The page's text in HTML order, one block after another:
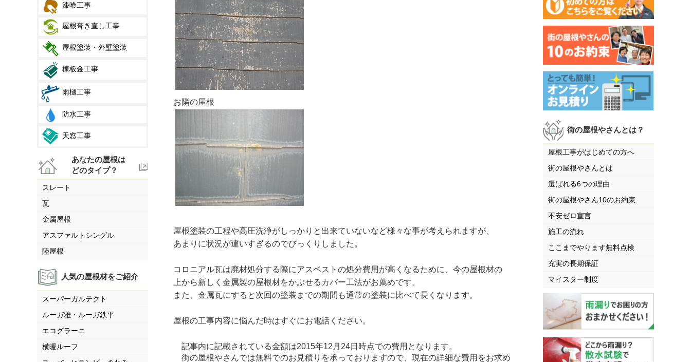
漆喰工事
屋根葺き直し工事
屋根塗装・外壁塗装
棟板金工事
雨樋工事
防水工事
天窓工事
あなたの屋根は
どのタイプ？
スレート
瓦
金属屋根
アスファルトシングル
陸屋根
人気の屋根材をご紹介
スーパーガルテクト
ルーガ雅・ルーガ鉄平
エコグラーニ
横暖ルーフ
お隣の屋根
屋根塗装の工程や高圧洗浄がしっかりと出来ていないなど様々な事が考えられますが、
あまりに状況が違いすぎるのでびっくりしました。
コロニアル瓦は廃材処分する際にアスベストの処分費用が高くなるために、今の屋根材の
上から新しく金属製の屋根材をかぶせるカバー工法がお薦めです。
また、金属瓦にすると次回の塗装までの期間も通常の塗装に比べて長くなります。
屋根の工事内容に悩んだ時はすぐにお電話ください。
記事内に記載されている金額は2015年12月24日時点での費用となります。
街の屋根やさんでは無料でのお見積りを承っておりますので、現在の詳細な費用をお求め
街の屋根やさんとは？
屋根工事がはじめての方へ
街の屋根やさんとは
選ばれる6つの理由
街の屋根やさん10のお約束
不安ゼロ宣言
施工の流れ
ここまでやります無料点検
充実の長期保証
マイスター制度